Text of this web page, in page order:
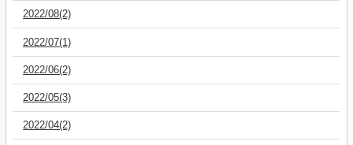
2022/08(2)
2022/07(1)
2022/06(2)
2022/05(3)
2022/04(2)